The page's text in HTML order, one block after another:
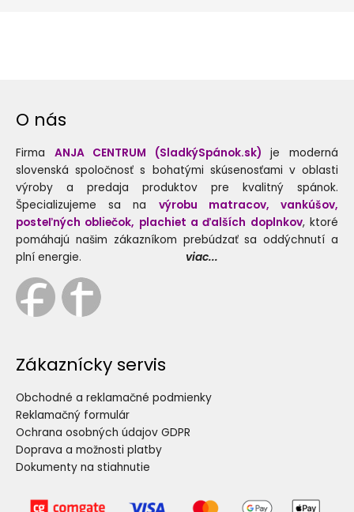
O nás
Firma ANJA CENTRUM (SladkýSpánok.sk) je moderná
slovenská spoločnosť s bohatými skúsenosťami v oblasti
výroby a predaja produktov pre kvalitný spánok.
Špecializujeme sa na výrobu matracov, vankúšov,
posteľných obliečok, plachiet a ďalších doplnkov, ktoré
pomáhajú našim zákazníkom prebúdzať sa oddýchnutí a
plní energie. viac...
Zákaznícky servis
Obchodné a reklamačné podmienky
Reklamačný formulár
Ochrana osobných údajov GDPR
Doprava a možnosti platby
Dokumenty na stiahnutie